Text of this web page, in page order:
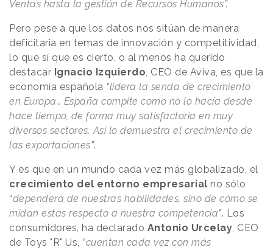
Ventas hasta la gestión de Recursos Humanos”.
Pero pese a que los datos nos sitúan de manera
deficitaria en temas de innovación y competitividad,
lo que sí que es cierto, o al menos ha querido
destacar Ignacio Izquierdo , CEO de Aviva, es que la
economía española “lidera la senda de crecimiento
en Europa… España compite como no lo hacía desde
hace tiempo, de forma muy satisfactoria en muy
diversos sectores. Así lo demuestra el crecimiento de
las exportaciones”.
Y es que en un mundo cada vez más globalizado, el
crecimiento del entorno empresarial no sólo
“dependerá de nuestras habilidades, sino de cómo se
midan estas respecto a nuestra competencia”. Los
consumidores, ha declarado Antonio Urcelay , CEO
de Toys "R" Us, “cuentan cada vez con más